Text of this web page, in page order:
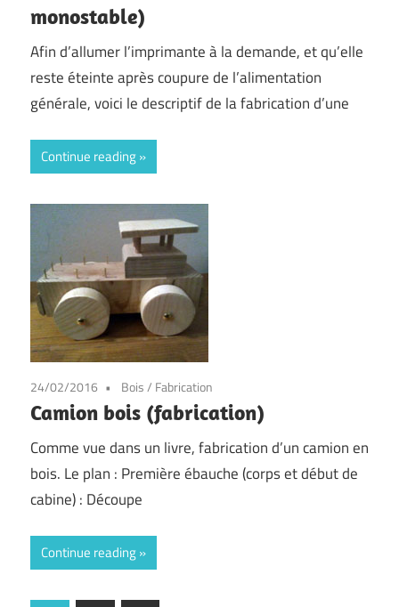
monostable)
Afin d’allumer l’imprimante à la demande, et qu’elle
reste éteinte après coupure de l’alimentation
générale, voici le descriptif de la fabrication d’une
Continue reading
24/02/2016 Bois/ Fabrication
Camion bois (fabrication)
Comme vue dans un livre, fabrication d’un camion en
bois. Le plan : Première ébauche (corps et début de
cabine) : Découpe
Continue reading